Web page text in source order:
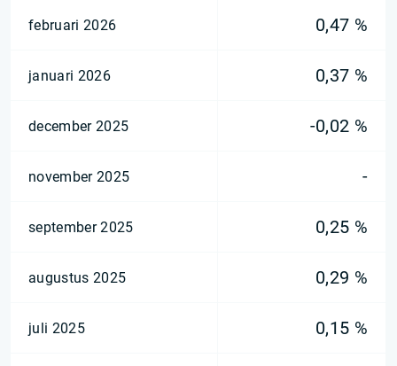
februari 2026 0,47 %
januari 2026 0,37 %
december 2025 -0,02 %
november 2025 -
september 2025 0,25 %
augustus 2025 0,29 %
juli 2025 0,15 %